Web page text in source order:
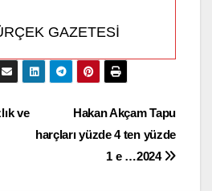
GAZETESİ
Hakan Akçam Tapu
harçları yüzde 4 ten yüzde
1 e …2024
ve